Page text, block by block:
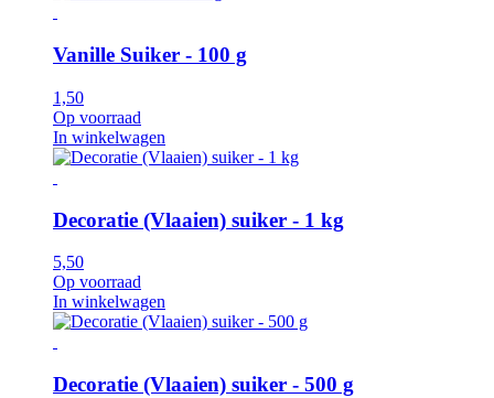
Vanille Suiker - 100 g
1,50
Op voorraad
In winkelwagen
Decoratie (Vlaaien) suiker - 1 kg
5,50
Op voorraad
In winkelwagen
Decoratie (Vlaaien) suiker - 500 g